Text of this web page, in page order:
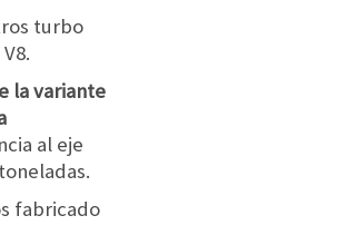
turbo
la variante
al eje
fabricado